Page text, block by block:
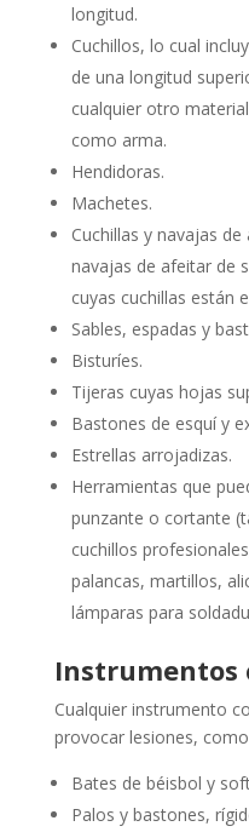
longitud.
Cuchillos, lo cual
de una longitud
cualquier otro
como arma.
Hendidoras.
Machetes.
Cuchillas y navajas
navajas de afeitar de
cuyas cuchillas están
Sables, espadas y
Bisturíes.
Tijeras cuyas hojas
Bastones de esquí y
Estrellas arrojadizas.
Herramientas que
punzante o cortante
cuchillos
palancas, martillos,
lámparas para
Instrumentos
Cualquier instrumento
provocar lesiones,
Bates de béisbol y
Palos y bastones,